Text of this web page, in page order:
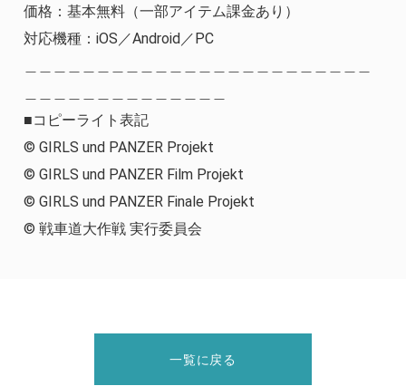
価格：基本無料（一部アイテム課金あり）
対応機種：iOS／Android／PC
■コピーライト表記
© GIRLS und PANZER Projekt
© GIRLS und PANZER Film Projekt
© GIRLS und PANZER Finale Projekt
© 戦車道大作戦 実行委員会
一覧に戻る